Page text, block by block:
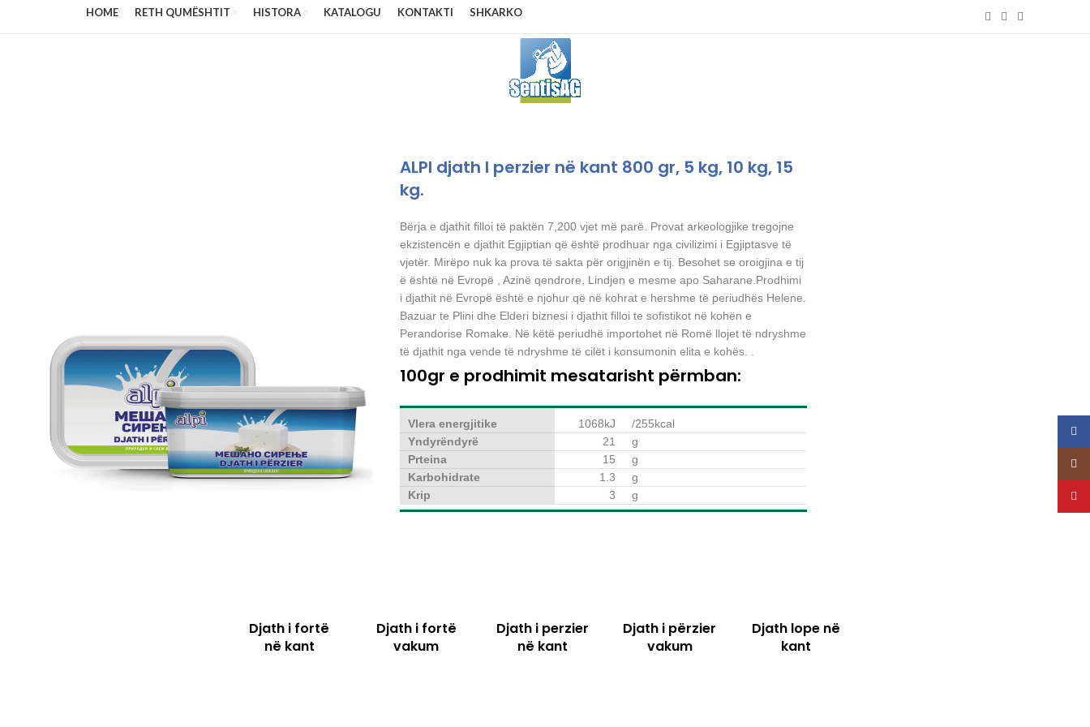
HOME RETH QUMËSHTIT HISTORA KATALOGU KONTAKTI SHKARKO
ALPI djath I perzier në kant 800 gr, 5 kg, 10 kg, 15
kg.
Bërja e djathit filloi të paktën 7,200 vjet më parë. Provat arkeologjike tregojne
ekzistencën e djathit Egjiptian që është prodhuar nga civilizimi i Egjiptasve të
vjetër. Mirëpo nuk ka prova të sakta për origjinën e tij. Besohet se oroigjina e tij
ë është në Evropë , Azinë qendrore, Lindjen e mesme apo Saharane.Prodhimi
i djathit në Evropë është e njohur që në kohrat e hershme të periudhës Helene.
Bazuar te Plini dhe Elderi biznesi i djathit filloi te sofistikot në kohën e
Perandorise Romake. Në këtë periudhë importohet në Romë llojet të ndryshme
të djathit nga vende të ndryshme të cilët i konsumonin elita e kohës. .
100gr e prodhimit mesatarisht përmban:
Vlera energjitike 1068kJ
/255kcal
Yndyrëndyrë
21
g
Prteina
15
g
Karbohidrate
1.3
g
Krip
3 g
Djath i fortë
në kant
Djath i fortë
vakum
Djath i perzier
në kant
Djath i përzier
vakum
Djath lope në
kant